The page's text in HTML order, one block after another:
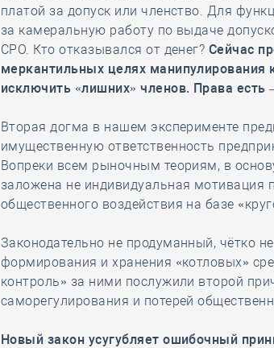
платой за допуск или членство. Для
за камеральную работу по выдаче
СРО. Кто отказывался от денег? Сейчас
меркантильных целях
исключить «лишних» членов. Права есть
Вторая догма в нашем эксперименте
имущественную ответственность
Вопреки всем рыночным теориям, в
заложена не индивидуальная мотивация
общественного воздействия на базе
Законодательно не продуманный, чётко
формирования и хранения «котловых»
контроль» за ними послужили второй
саморегулирования и потерей
Новый закон усугубляет ошибочный